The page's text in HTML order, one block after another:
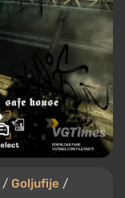
/ Goljufije /